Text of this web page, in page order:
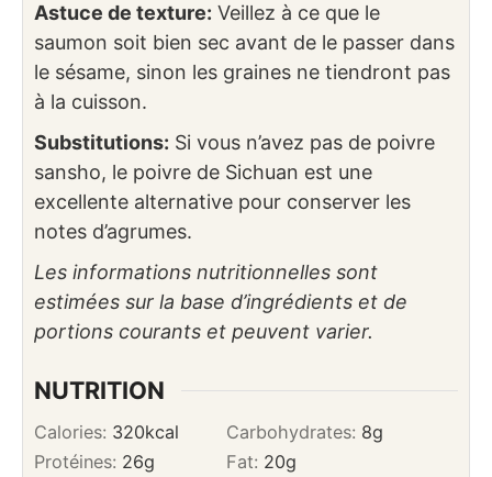
Astuce de texture: Veillez à ce que le
saumon soit bien sec avant de le passer dans
le sésame, sinon les graines ne tiendront pas
à la cuisson.
Substitutions: Si vous n’avez pas de poivre
sansho, le poivre de Sichuan est une
excellente alternative pour conserver les
notes d’agrumes.
Les informations nutritionnelles sont
estimées sur la base d’ingrédients et de
portions courants et peuvent varier.
NUTRITION
Calories: 320kcal Carbohydrates: 8g
Protéines: 26g Fat: 20g